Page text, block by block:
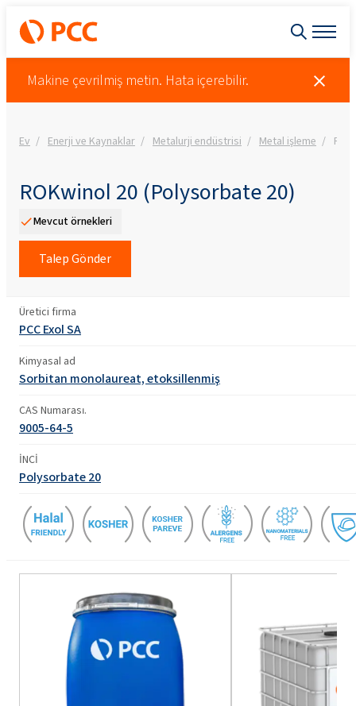
Makine çevrilmiş metin. Hata içerebilir.
Ev Enerji ve Kaynaklar Metalurji endüstrisi Metal işleme
ROKwinol 20 (Polysorbate 20)
Mevcut örnekleri
Talep Gönder
Üretici firma
PCC Exol SA
Kimyasal ad
Sorbitan monolaureat, etoksillenmiş
CAS Numarası.
9005-64-5
İNCİ
Polysorbate 20